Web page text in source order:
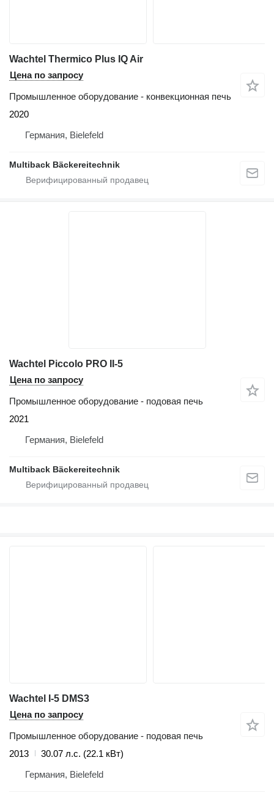
Wachtel Thermico Plus IQ Air
Цена по запросу
Промышленное оборудование - конвекционная печь
2020
Германия, Bielefeld
Multiback Bäckereitechnik
Wachtel Piccolo PRO II-5
Цена по запросу
Промышленное оборудование - подовая печь
2021
Германия, Bielefeld
Multiback Bäckereitechnik
Wachtel I-5 DMS3
Цена по запросу
Промышленное оборудование - подовая печь
2013
30.07 л.с. (22.1 кВт)
Германия, Bielefeld